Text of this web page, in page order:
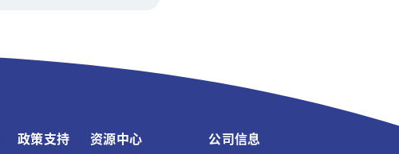
政策支持 资源中心 公司信息